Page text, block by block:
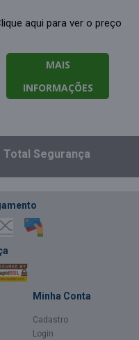
aqui para ver o preço
MAIS
INFORMAÇÕES
TotalSegurança
Minha Conta
Cadastro
Login